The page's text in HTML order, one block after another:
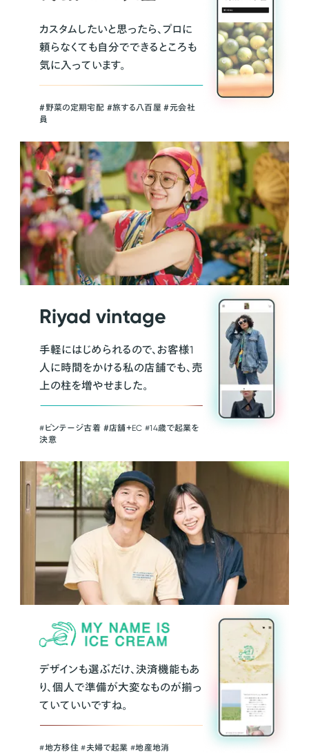
カスタムしたいと思ったら、プロに
頼らなくても自分でできるところも
気に入っています。
＃野菜の定期宅配 ＃旅する八百屋 ＃元会社
員
Riyad vintage
手軽にはじめられるので、お客様1
人に時間をかける私の店舗でも、売
上の柱を増やせました。
#ビンテージ古着 ＃店舗＋EC #14歳で起業を
決意
デザインも選ぶだけ、決済機能もあ
り、個人で準備が大変なものが揃っ
ていていいですね。
#地方移住 #夫婦で起業 #地産地消